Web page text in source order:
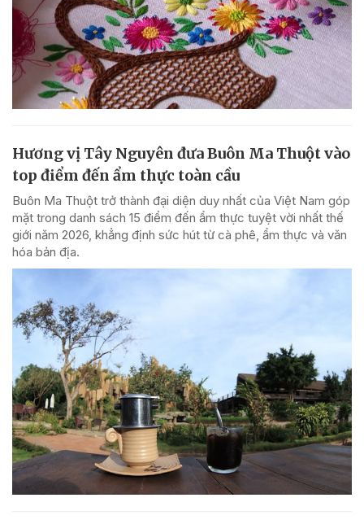
Hương vị Tây Nguyên đưa Buôn Ma Thuột vào
top điểm đến ẩm thực toàn cầu
Buôn Ma Thuột trở thành đại diện duy nhất của Việt Nam góp
mặt trong danh sách 15 điểm đến ẩm thực tuyệt vời nhất thế
giới năm 2026, khẳng định sức hút từ cà phê, ẩm thực và văn
hóa bản địa.